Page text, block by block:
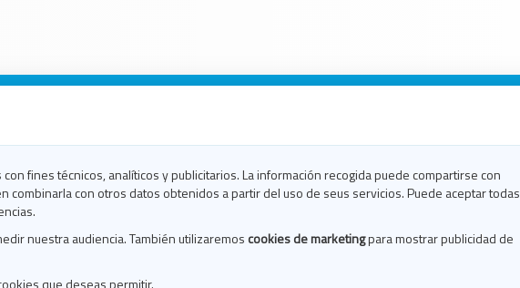
fines técnicos, analíticos y publicitarios. La información recogida puede compartirse con
combinarla con otros datos obtenidos a partir del uso de seus servicios. Puede aceptar todas
nuestra audiencia. También utilizaremos cookies de marketingpara mostrar publicidad de
que deseas permitir.
en Lugo
en Ourense
en Santiago